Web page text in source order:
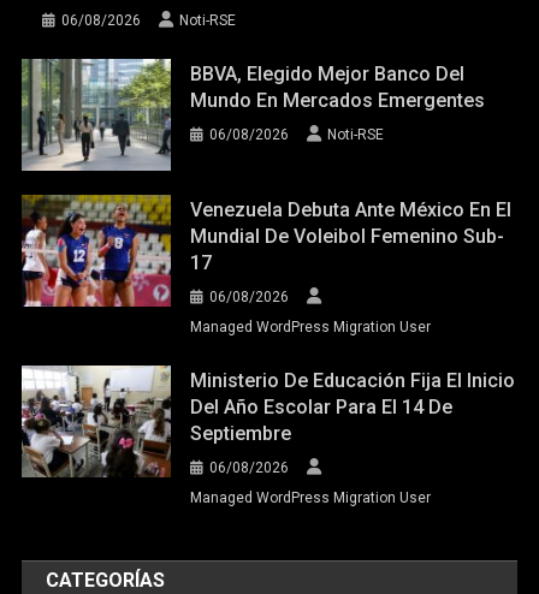
06/08/2026 Noti-RSE
BBVA, Elegido Mejor Banco Del
Mundo En Mercados Emergentes
06/08/2026 Noti-RSE
Venezuela Debuta Ante México En El
Mundial De Voleibol Femenino Sub-
17
06/08/2026
Managed WordPress Migration User
Ministerio De Educación Fija El Inicio
Del Año Escolar Para El 14 De
Septiembre
06/08/2026
Managed WordPress Migration User
CATEGORÍAS